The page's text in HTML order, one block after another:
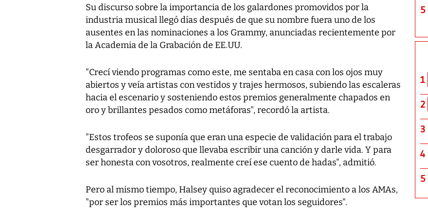
Su discurso sobre la importancia de los galardones promovidos por la
industria musical llegó días después de que su nombre fuera uno de los
ausentes en las nominaciones a los Grammy, anunciadas recientemente por
la Academia de la Grabación de EE.UU.
"Crecí viendo programas como este, me sentaba en casa con los ojos muy
abiertos y veía artistas con vestidos y trajes hermosos, subiendo las escaleras
hacia el escenario y sosteniendo estos premios generalmente chapados en
oro y brillantes pesados como metáforas", recordó la artista.
"Estos trofeos se suponía que eran una especie de validación para el trabajo
desgarrador y doloroso que llevaba escribir una canción y darle vida. Y para
ser honesta con vosotros, realmente creí ese cuento de hadas", admitió.
Pero al mismo tiempo, Halsey quiso agradecer el reconocimiento a los AMAs,
"por ser los premios más importantes que votan los seguidores".
5
1
2
3
4
5